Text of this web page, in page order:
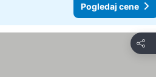
Pogledaj cene
Deli